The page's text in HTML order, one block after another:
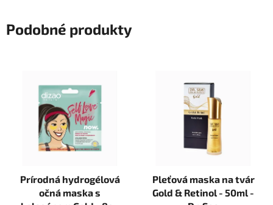
Podobné produkty
Prírodná hydrogélová
očná maska s
Pleťová maska na tvár
Gold & Retinol - 50ml -